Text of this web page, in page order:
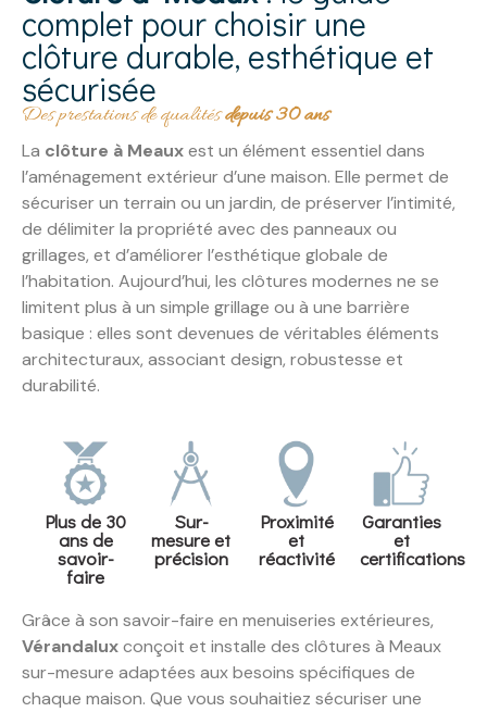
complet pour choisir une
clôture durable, esthétique et
sécurisée
Des prestations de qualitésdepuis 30 ans
La clôture à Meauxest un élément essentiel dans
l’aménagement extérieur d’une maison. Elle permet de
sécuriser un terrain ou un jardin, de préserver l’intimité,
de délimiter la propriété avec des panneaux ou
grillages, et d’améliorer l’esthétique globale de
l’habitation. Aujourd’hui, les clôtures modernes ne se
limitent plus à un simple grillage ou à une barrière
basique : elles sont devenues de véritables éléments
architecturaux, associant design, robustesse et
durabilité.
Plus de 30
ans de
savoir-
faire
Sur-
mesure et
précision
Proximité
et
réactivité
Garanties
et
certifications
Grâce à son savoir-faire en menuiseries extérieures,
Vérandaluxconçoit et installe des clôtures à Meaux
sur-mesure adaptées aux besoins spécifiques de
chaque maison. Que vous souhaitiez sécuriser une